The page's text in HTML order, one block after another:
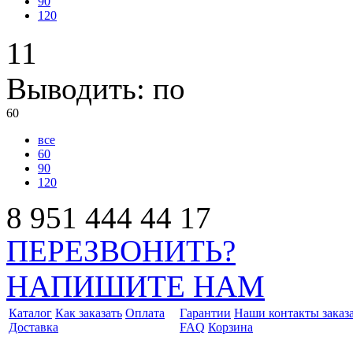
120
11
Выводить: по
60
все
60
90
120
8 951 444 44 17
ПЕРЕЗВОНИТЬ?
НАПИШИТЕ НАМ
Каталог Как заказать Оплата
Доставка
Гарантии Наши контакты
FAQ Корзина